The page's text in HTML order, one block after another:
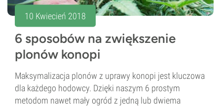
10 Kwiecień 2018
6 sposobów na zwiększenie
plonów konopi
Maksymalizacja plonów z uprawy konopi jest kluczowa
dla każdego hodowcy. Dzięki naszym 6 prostym
metodom nawet mały ogród z jedną lub dwiema